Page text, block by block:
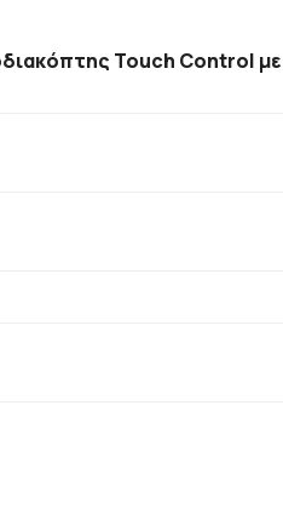
Touch Control